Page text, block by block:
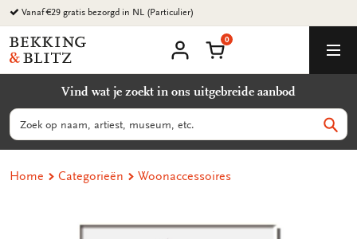
Ga
naar
content
Vanaf €29 gratis bezorgd in NL (Particulier)
Bekking
&
B.V.
account
Winkelmand
0
Vind wat je zoekt in ons uitgebreide aanbod
Zoeken
Home Categorieën Woonaccessoires